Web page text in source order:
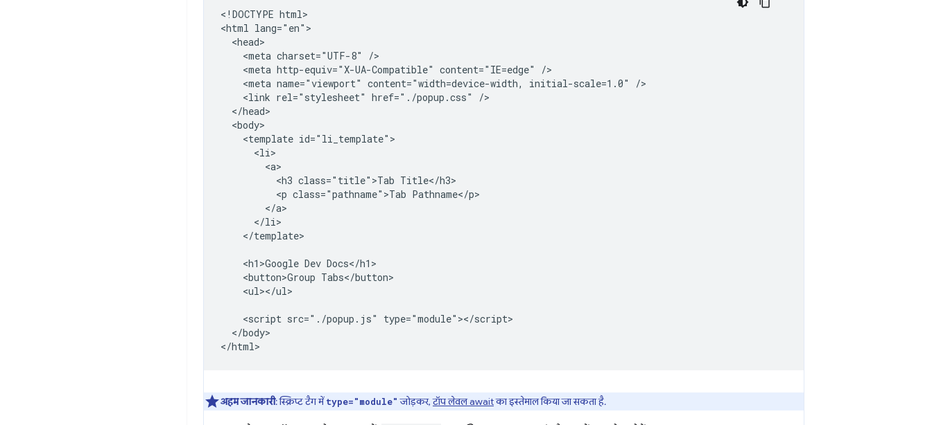
<!DOCTYPE html>
<html lang="en">
  <head>
    <meta charset="UTF-8" />
    <meta http-equiv="X-UA-Compatible" content="IE=edge" />
    <meta name="viewport" content="width=device-width, initial-scale=1.0" />
    <link rel="stylesheet" href="./popup.css" />
  </head>
  <body>
    <template id="li_template">
      <li>
        <a>
          <h3 class="title">Tab Title</h3>
          <p class="pathname">Tab Pathname</p>
        </a>
      </li>
    </template>
    <h1>Google Dev Docs</h1>
    <button>Group Tabs</button>
    <ul></ul>
    <script src="./popup.js" type="module"></script>
  </body>
अहम जानकारी: स्क्रिप्ट टैग मेंtype="module" जोड़कर,टॉप लेवल awaitका इस्तेमाल किया जा सकता है.